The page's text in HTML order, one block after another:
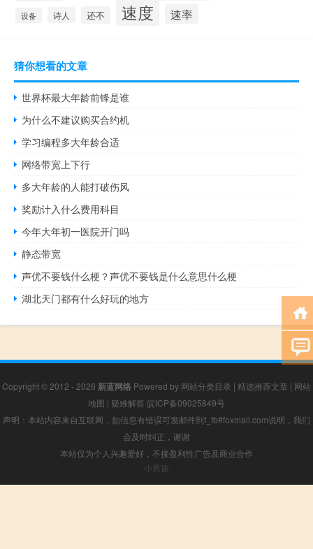
设备 诗人 还不 速度 速率
猜你想看的文章
世界杯最大年龄前锋是谁
为什么不建议购买合约机
学习编程多大年龄合适
网络带宽上下行
多大年龄的人能打破伤风
奖励计入什么费用科目
今年大年初一医院开门吗
静态带宽
声优不要钱什么梗？声优不要钱是什么意思什么梗
湖北天门都有什么好玩的地方
Copyright © 2012 - 2026 新蓝网络 Powered by 网站分类目录 | 精选推荐文章 | 网站
地图 | 疑难解答 皖ICP备09025849号
声明：本站内容来自互联网，如信息有错误可发邮件到f_fb#foxmail.com说明，我们
会及时纠正，谢谢
本站仅为个人兴趣爱好，不接盈利性广告及商业合作
小男孩